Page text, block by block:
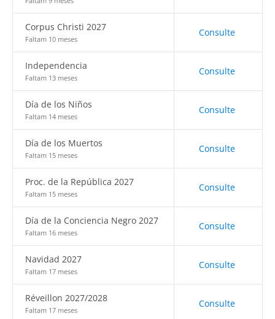
Corpus Christi 2027
Faltam 10 meses
Consulte
Independencia
Faltam 13 meses
Consulte
Día de los Niños
Faltam 14 meses
Consulte
Día de los Muertos
Faltam 15 meses
Consulte
Proc. de la República 2027
Faltam 15 meses
Consulte
Día de la Conciencia Negro 2027
Faltam 16 meses
Consulte
Navidad 2027
Faltam 17 meses
Consulte
Réveillon 2027/2028
Faltam 17 meses
Consulte